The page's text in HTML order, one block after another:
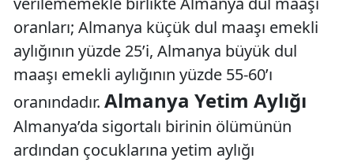
oranları; Almanya küçük dul maaşı emekli
aylığının yüzde 25’i, Almanya büyük dul
maaşı emekli aylığının yüzde 55-60’ı
oranındadır. Almanya Yetim Aylığı
Almanya’da sigortalı birinin ölümünün
ardından çocuklarına yetim aylığı